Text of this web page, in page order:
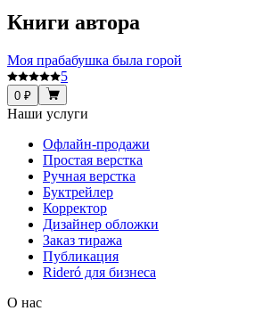
Книги автора
Моя прабабушка была горой
5
0 ₽
Наши услуги
Офлайн-продажи
Простая верстка
Ручная верстка
Буктрейлер
Корректор
Дизайнер обложки
Заказ тиража
Публикация
Rideró для бизнеса
О нас